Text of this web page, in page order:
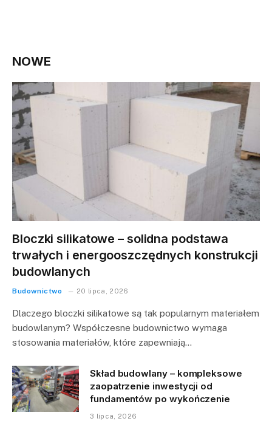
NOWE
Bloczki silikatowe – solidna podstawa
trwałych i energooszczędnych konstrukcji
budowlanych
Budownictwo 20 lipca, 2026
Dlaczego bloczki silikatowe są tak popularnym materiałem
budowlanym? Współczesne budownictwo wymaga
stosowania materiałów, które zapewniają…
Skład budowlany – kompleksowe
zaopatrzenie inwestycji od
fundamentów po wykończenie
3 lipca, 2026